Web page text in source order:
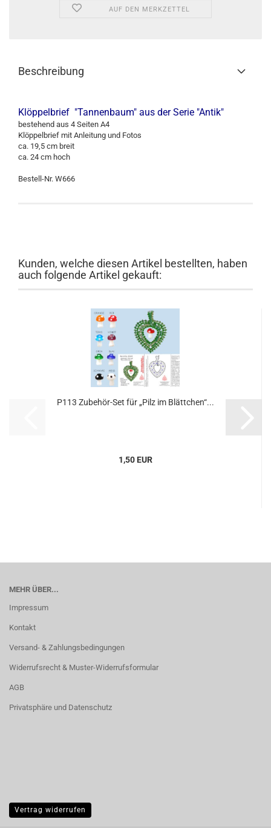
AUF DEN MERKZETTEL
Beschreibung
Klöppelbrief "Tannenbaum" aus der Serie "Antik"
bestehend aus 4 Seiten A4
Klöppelbrief mit Anleitung und Fotos
ca. 19,5 cm breit
ca. 24 cm hoch
Bestell-Nr. W666
Kunden, welche diesen Artikel bestellten, haben
auch folgende Artikel gekauft:
P113 Zubehör-Set für „Pilz im Blättchen“...
1,50 EUR
MEHR ÜBER...
Impressum
Kontakt
Versand- & Zahlungsbedingungen
Widerrufsrecht & Muster-Widerrufsformular
AGB
Privatsphäre und Datenschutz
Vertrag widerrufen